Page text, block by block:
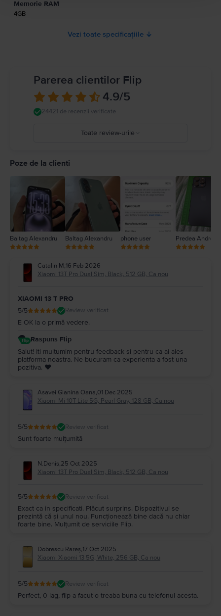
Memorie RAM
4GB
Vezi toate specificațiile
Parerea clientilor Flip
4.9/5
24421 de recenzii verificate
Toate review-urile
Poze de la clienti
Baltag Alexandru Baltag Alexandru phone user Predea Andreea
Catalin M,16 Feb 2026
Xiaomi 13T Pro Dual Sim, Black, 512 GB, Ca nou
XIAOMI 13 T PRO
5/5 Review verificat
E OK la o primă vedere.
Raspuns Flip
Salut! Iti multumim pentru feedback si pentru ca ai ales
platforma noastra. Ne bucuram ca experienta a fost una
pozitiva. ❤️
Asavei Gianina Oana,01 Dec 2025
Xiaomi Mi 10T Lite 5G, Pearl Gray, 128 GB, Ca nou
5/5 Review verificat
Sunt foarte mulțumită
N.Denis,25 Oct 2025
Xiaomi 13T Pro Dual Sim, Black, 512 GB, Ca nou
5/5 Review verificat
Exact ca in specificati. Plăcut surprins. Dispozitivul se
prezintă că și unul nou. Funcționează bine dacă nu chiar
foarte bine. Mulțumit de serviciile Flip.
Dobrescu Rareș,17 Oct 2025
Xiaomi Xiaomi 13 5G, White, 256 GB, Ca nou
5/5 Review verificat
Perfect, 0 lag, flip a facut o treaba buna cu telefonul acesta.